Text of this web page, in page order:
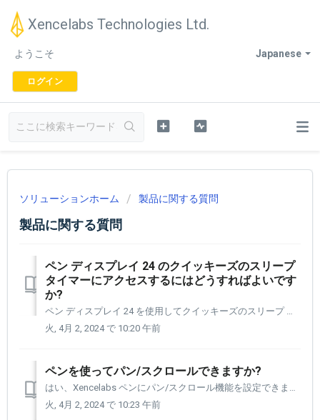
Xencelabs Technologies Ltd.
Japanese
ようこそ
ログイン
ソリューションホーム 製品に関する質問
製品に関する質問
ペン ディスプレイ 24 のクイッキーズのスリープ
タイマーにアクセスするにはどうすればよいです
か?
ペン ディスプレイ 24 を使用してクイッキーズのスリープ タイマーにアクセスするのは簡単です。 まず、クイッキーズがオンになっていることを確認し、ペン ディスプレイ 24 の右上隅にある左コントロール ボタンを押して設定パネルを開く必要があります。 次に、[2] ナビゲーション列からクイッキー...
火, 4月 2, 2024 で 10:20 午前
ペンを使ってパン/スクロールできますか?
はい、Xencelabs ペンにパン/スクロール機能を設定できます。 この機能は Windows と Mac の両方のプラットフォームで利用でき、ペンまたはクイッキーズのボタンを押すことでアクティブ化できます。 ナビゲーション選択でパン/スクロールを使用するには、Windows ドライバー 1....
火, 4月 2, 2024 で 10:23 午前